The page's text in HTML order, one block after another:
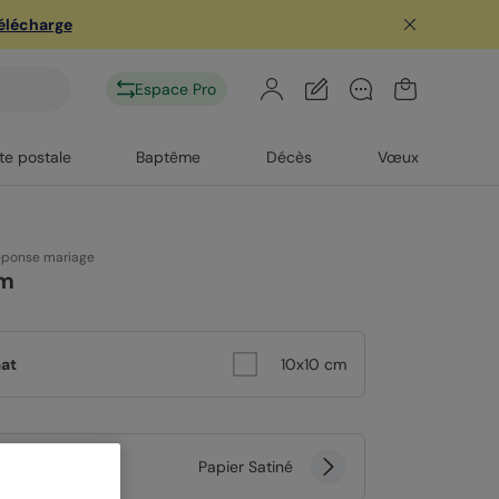
Espace Pro
postale Baptême Décès Vœux
mariage
10x10 cm
Papier Satiné